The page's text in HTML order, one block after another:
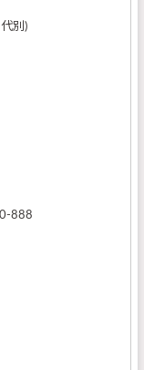
別)
888